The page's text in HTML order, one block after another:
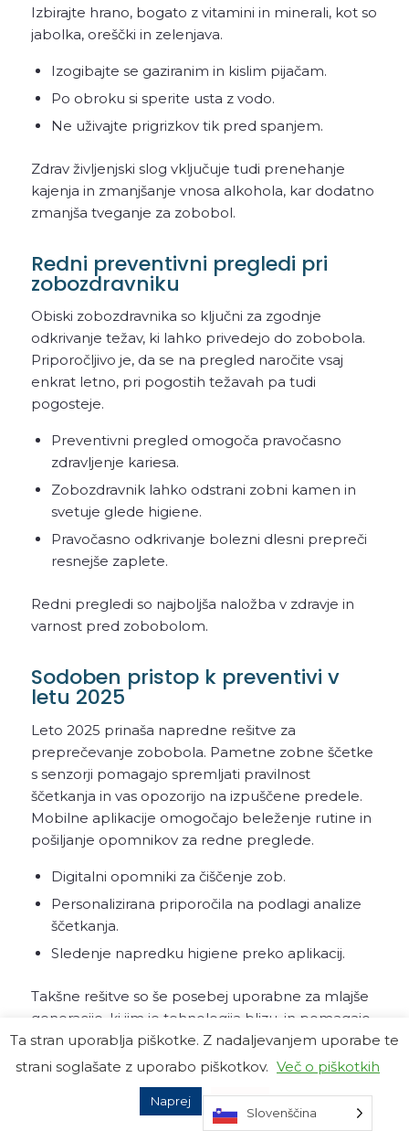
Izbirajte hrano, bogato z vitamini in minerali, kot so
jabolka, oreščki in zelenjava.
Izogibajte se gaziranim in kislim pijačam.
Po obroku si sperite usta z vodo.
Ne uživajte prigrizkov tik pred spanjem.
Zdrav življenjski slog vključuje tudi prenehanje
kajenja in zmanjšanje vnosa alkohola, kar dodatno
zmanjša tveganje za zobobol.
Redni preventivni pregledi pri
zobozdravniku
Obiski zobozdravnika so ključni za zgodnje
odkrivanje težav, ki lahko privedejo do zobobola.
Priporočljivo je, da se na pregled naročite vsaj
enkrat letno, pri pogostih težavah pa tudi
pogosteje.
Preventivni pregled omogoča pravočasno
zdravljenje kariesa.
Zobozdravnik lahko odstrani zobni kamen in
svetuje glede higiene.
Pravočasno odkrivanje bolezni dlesni prepreči
resnejše zaplete.
Redni pregledi so najboljša naložba v zdravje in
varnost pred zobobolom.
Sodoben pristop k preventivi v
letu 2025
Leto 2025 prinaša napredne rešitve za
preprečevanje zobobola. Pametne zobne ščetke
s senzorji pomagajo spremljati pravilnost
ščetkanja in vas opozorijo na izpuščene predele.
Mobilne aplikacije omogočajo beleženje rutine in
pošiljanje opomnikov za redne preglede.
Digitalni opomniki za čiščenje zob.
Personalizirana priporočila na podlagi analize
ščetkanja.
Sledenje napredku higiene preko aplikacij.
Takšne rešitve so še posebej uporabne za mlajše
generacije, ki jim je tehnologija blizu, in pomagajo
preprečiti zobobol že v zgodnji fazi.
Preventiva pri otrocih in starejših
Posebno pozornost pri preprečevanju zobobola
Ta stran uporablja piškotke. Z nadaljevanjem uporabe te
strani soglašate z uporabo piškotkov. Več o piškotkih
Naprej
Zavrni
Slovenščina